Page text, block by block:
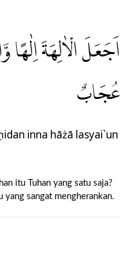
اَجَعَلَ الْاٰلِهَةَ
عُجَابٌ
inna hāżā lasyai`un
itu Tuhan yang satu saja?
yang sangat mengherankan.